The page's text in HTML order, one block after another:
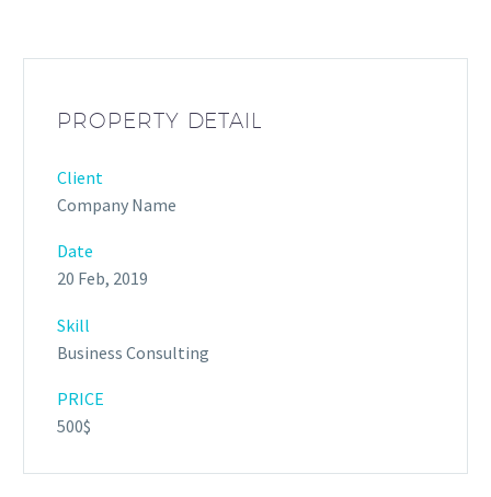
PROPERTY DETAIL
Client
Company Name
Date
20 Feb, 2019
Skill
Business Consulting
PRICE
500$